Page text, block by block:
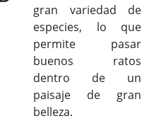
gran variedad de
especies, lo que
permite pasar
buenos ratos
dentro de un
paisaje de gran
belleza.